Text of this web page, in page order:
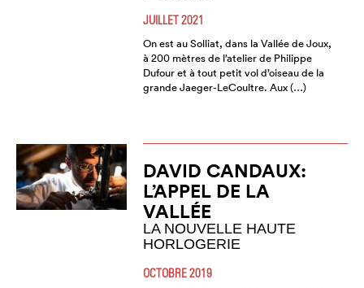
JUILLET 2021
On est au Solliat, dans la Vallée de Joux,
à 200 mètres de l’atelier de Philippe
Dufour et à tout petit vol d’oiseau de la
grande Jaeger-LeCoultre. Aux (…)
DAVID CANDAUX:
L’APPEL DE LA
VALLÉE
LA NOUVELLE HAUTE
HORLOGERIE
OCTOBRE 2019